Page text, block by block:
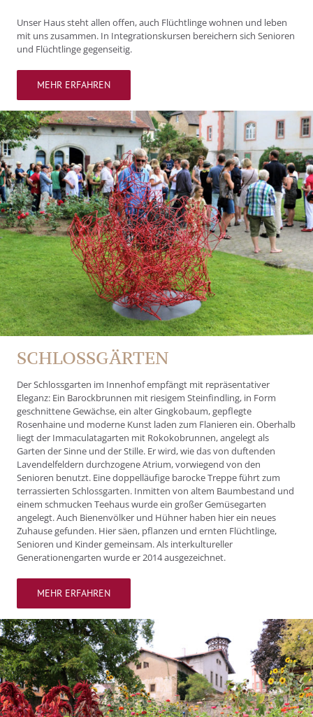
Unser Haus steht allen offen, auch Flüchtlinge wohnen und leben
mit uns zusammen. In Integrationskursen bereichern sich Senioren
und Flüchtlinge gegenseitig.
MEHR ERFAHREN
SCHLOSSGÄRTEN
Der Schlossgarten im Innenhof empfängt mit repräsentativer
Eleganz: Ein Barockbrunnen mit riesigem Steinfindling, in Form
geschnittene Gewächse, ein alter Gingkobaum, gepflegte
Rosenhaine und moderne Kunst laden zum Flanieren ein. Oberhalb
liegt der Immaculatagarten mit Rokokobrunnen, angelegt als
Garten der Sinne und der Stille. Er wird, wie das von duftenden
Lavendelfeldern durchzogene Atrium, vorwiegend von den
Senioren benutzt. Eine doppelläufige barocke Treppe führt zum
terrassierten Schlossgarten. Inmitten von altem Baumbestand und
einem schmucken Teehaus wurde ein großer Gemüsegarten
angelegt. Auch Bienenvölker und Hühner haben hier ein neues
Zuhause gefunden. Hier säen, pflanzen und ernten Flüchtlinge,
Senioren und Kinder gemeinsam. Als interkultureller
Generationengarten wurde er 2014 ausgezeichnet.
MEHR ERFAHREN